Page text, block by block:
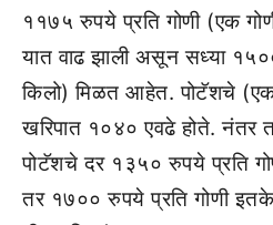
११७५ रुपये प्रति गोणी (एक
यात वाढ झाली असून सध्या
किलो) मिळत आहेत. पोटॅशचे
खरिपात १०४० एवढे होते. नंतर
पोटॅशचे दर १३५० रुपये प्रति
तर १७०० रुपये प्रति गोणी